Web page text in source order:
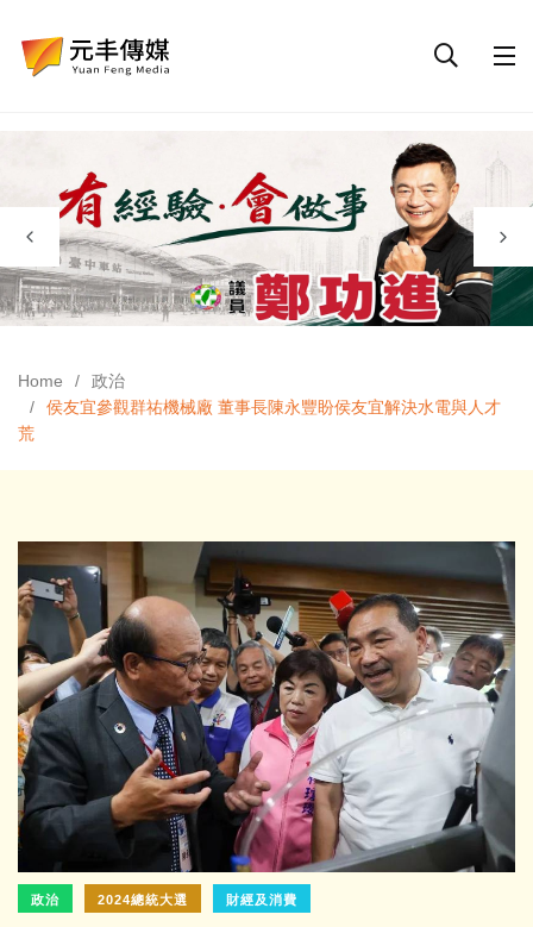
Home
政治
侯友宜參觀群祐機械廠 董事長陳永豐盼侯友宜解決水電與人才
荒
政治 2024總統大選 財經及消費